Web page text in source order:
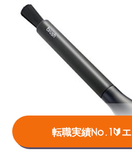
転職実績No.1🔰